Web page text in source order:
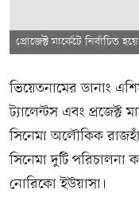
প্রোজেক্ট মার্কেটে নির্বাচিত
ভিয়েতনামের ডানাং
ট্যালেন্টস এবং প্রজেক্ট
সিনেমা অলৌকিক
সিনেমা দুটি পরিচালনা
নোরিকো ইউয়াসা।